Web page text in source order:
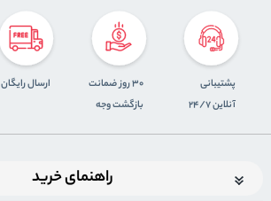
پشتیبانی
آنلاین 24/7
30 روز ضمانت
بازگشت وجه
ارسال رایگان
راهنمای خرید